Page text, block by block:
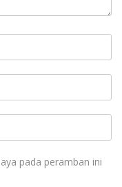
pada peramban ini